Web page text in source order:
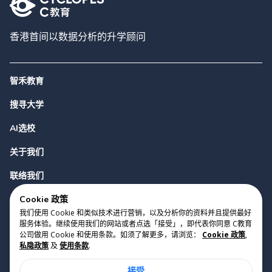
香港首间以数据分析的升学顾问
智禾教育
搜寻大学
AI选校
关于我们
联络我们
版权 2023 Cyclopes® •
Cookie 政策
我们使用 Cookie 和类似技术进行营销，以及分析你的资料并且提供最好
服务体验。继续使用我们的网站或者点选「接受」，即代表你同意 C教育
公司做用 Cookie 和使用条款。如须了解更多，请浏览：
Cookie 政策,
私隐政策及 使用条款.